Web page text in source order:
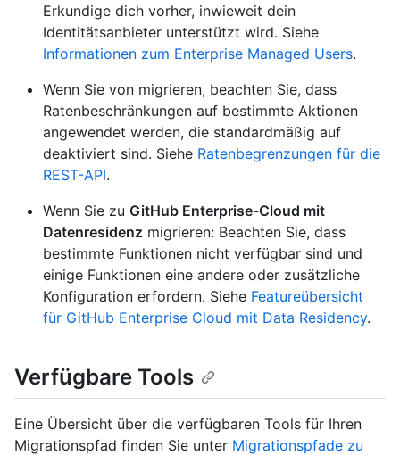
Erkundige dich vorher, inwieweit dein
Identitätsanbieter unterstützt wird. Siehe
Informationen zum Enterprise Managed Users.
Wenn Sie von migrieren, beachten Sie, dass
Ratenbeschränkungen auf bestimmte Aktionen
angewendet werden, die standardmäßig auf
deaktiviert sind. Siehe Ratenbegrenzungen für die
REST-API.
Wenn Sie zu GitHub Enterprise-Cloud mit
Datenresidenz migrieren: Beachten Sie, dass
bestimmte Funktionen nicht verfügbar sind und
einige Funktionen eine andere oder zusätzliche
Konfiguration erfordern. Siehe Featureübersicht
für GitHub Enterprise Cloud mit Data Residency.
Verfügbare Tools
Eine Übersicht über die verfügbaren Tools für Ihren
Migrationspfad finden Sie unter Migrationspfade zu